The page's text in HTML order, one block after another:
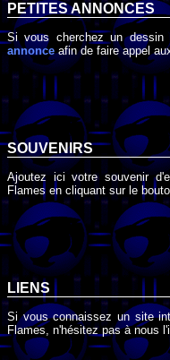
PETITES ANNONCES
Si vous cherchez un
annonceafin de faire appel
SOUVENIRS
Ajoutez ici votre souvenir
Flames en cliquant sur le
LIENS
Si vous connaissez un site
Flames, n'hésitez pas à nous